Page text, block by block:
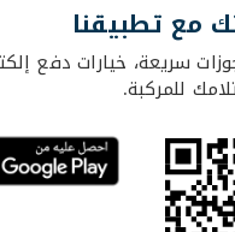
مع تطبيقنا
سريعة، خيارات دفع
للمركبة.